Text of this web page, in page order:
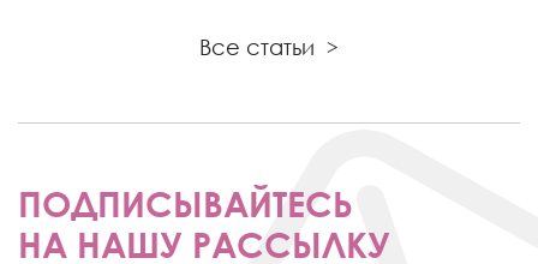
Все статьи >
ПОДПИСЫВАЙТЕСЬ
НА НАШУ РАССЫЛКУ